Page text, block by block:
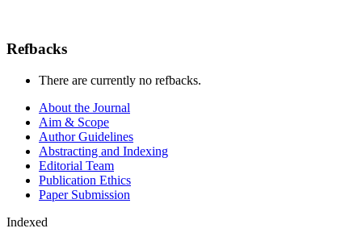
Refbacks
There are currently no refbacks.
About the Journal
Aim & Scope
Author Guidelines
Abstracting and Indexing
Editorial Team
Publication Ethics
Paper Submission
Indexed